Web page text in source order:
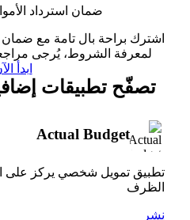
ضمان استرداد الأموال
لمعرفة الشروط، يُرجى
ابدأ
تصفّح تطبيقات
Actual Budget
تطبيق تمويل شخصي يركز على
الظرف
نشر